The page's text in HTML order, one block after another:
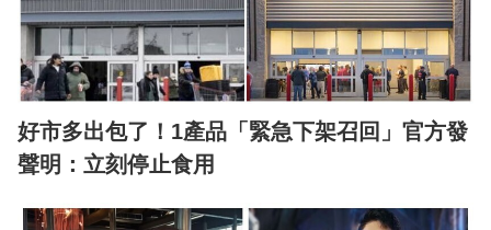
好市多出包了！1產品「緊急下架召回」官方發
聲明：立刻停止食用